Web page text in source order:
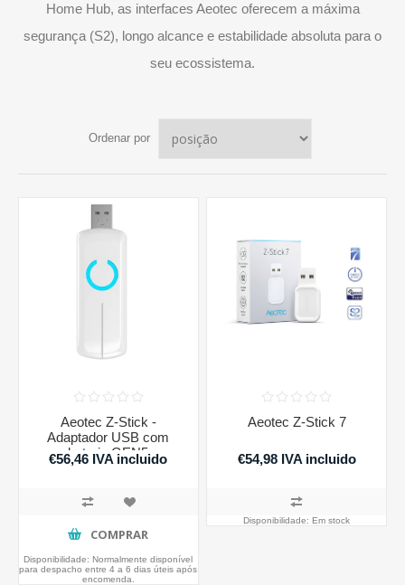
Home Hub, as interfaces Aeotec oferecem a máxima
segurança (S2), longo alcance e estabilidade absoluta para o
seu ecossistema.
Ordenar por
Aeotec Z-Stick -
Adaptador USB com
bateria GEN5
€56,46 IVA incluido
COMPRAR
Disponibilidade: Normalmente disponível
para despacho entre 4 a 6 dias úteis após
encomenda.
Aeotec Z-Stick 7
€54,98 IVA incluido
Disponibilidade: Em stock